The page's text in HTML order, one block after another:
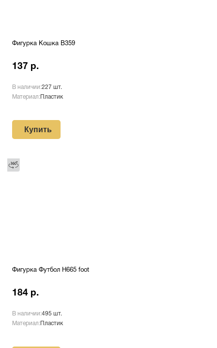
Фигурка Кошка B359
137 р.
В наличии:227 шт.
Материал: Пластик
Купить
Фигурка Футбол H665 foot
184 р.
В наличии:495 шт.
Материал: Пластик